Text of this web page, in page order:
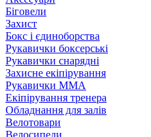
Біговели
Захист
Бокс і єдиноборства
Рукавички боксерські
Рукавички снарядні
Захисне екіпірування
Рукавички ММА
Екіпірування тренера
Обладнання для залів
Велотовари
Велосипеди